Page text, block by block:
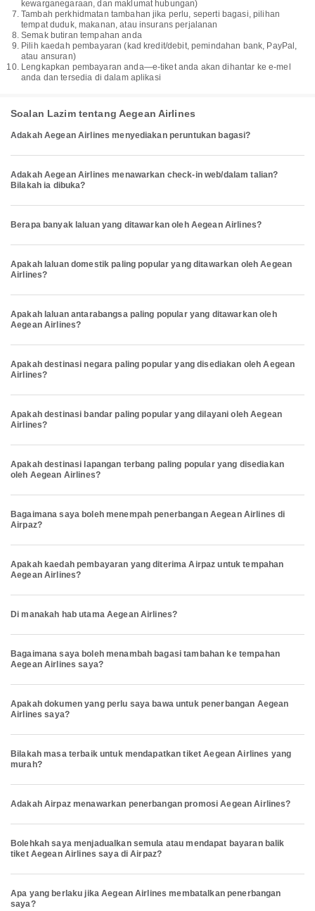
kewarganegaraan, dan maklumat hubungan)
Tambah perkhidmatan tambahan jika perlu, seperti bagasi, pilihan
tempat duduk, makanan, atau insurans perjalanan
Semak butiran tempahan anda
Pilih kaedah pembayaran (kad kredit/debit, pemindahan bank, PayPal,
atau ansuran)
Lengkapkan pembayaran anda—e-tiket anda akan dihantar ke e-mel
anda dan tersedia di dalam aplikasi
Soalan Lazim tentang Aegean Airlines
Adakah Aegean Airlines menyediakan peruntukan bagasi?
Adakah Aegean Airlines menawarkan check-in web/dalam talian?
Bilakah ia dibuka?
Berapa banyak laluan yang ditawarkan oleh Aegean Airlines?
Apakah laluan domestik paling popular yang ditawarkan oleh Aegean
Airlines?
Apakah laluan antarabangsa paling popular yang ditawarkan oleh
Aegean Airlines?
Apakah destinasi negara paling popular yang disediakan oleh Aegean
Airlines?
Apakah destinasi bandar paling popular yang dilayani oleh Aegean
Airlines?
Apakah destinasi lapangan terbang paling popular yang disediakan
oleh Aegean Airlines?
Bagaimana saya boleh menempah penerbangan Aegean Airlines di
Airpaz?
Apakah kaedah pembayaran yang diterima Airpaz untuk tempahan
Aegean Airlines?
Di manakah hab utama Aegean Airlines?
Bagaimana saya boleh menambah bagasi tambahan ke tempahan
Aegean Airlines saya?
Apakah dokumen yang perlu saya bawa untuk penerbangan Aegean
Airlines saya?
Bilakah masa terbaik untuk mendapatkan tiket Aegean Airlines yang
murah?
Adakah Airpaz menawarkan penerbangan promosi Aegean Airlines?
Bolehkah saya menjadualkan semula atau mendapat bayaran balik
tiket Aegean Airlines saya di Airpaz?
Apa yang berlaku jika Aegean Airlines membatalkan penerbangan
saya?